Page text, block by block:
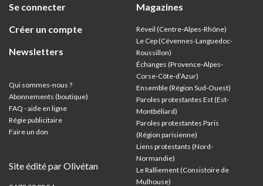
Se connecter
Créer un compte
Newsletters
Qui sommes-nous ?
Abonnements (boutique)
FAQ - aide en ligne
Régie publicitaire
Faire un don
Site édité par Olivétan
Magazines
Réveil (Centre-Alpes-Rhône)
Le Cep (Cévennes-Languedoc-
Roussillon)
Échanges (Provence-Alpes-
Corse-Côte-d’Azur)
Ensemble (Région Sud-Ouest)
Paroles protestantes Est (Est-
Montbéliard)
Paroles protestantes Paris
(Région parisienne)
Liens protestants (Nord-
Normandie)
Le Ralliement (Consistoire de
Mulhouse)